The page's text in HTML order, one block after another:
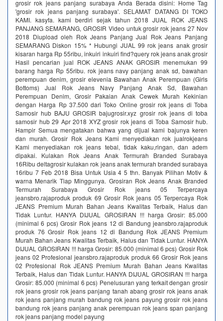
grosir rok jeans panjang surabaya Anda Berada disini: Home Tag
'grosir rok jeans panjang surabaya'. SELAMAT DATANG DI TOKO
KAMI. kasyfa. kami berdiri sejak tahun 2018 JUAL ROK JEANS
PANJANG SEMARANG, GROSIR Video untuk grosir rok jeans 27 Nov
2018 Diupload oleh Rok Jeans Panjang Jual Rok Jeans Panjang
SEMARANG Diskon 15% * Hubungi JUAL 99 rok jeans anak grosir
kisaran harga Rp 55ribu, inkuiri inkuiri find?query rok jeans anak grosir
Hasil pencarian jual ROK JEANS ANAK GROSIR menemukan 99
barang harga Rp 55ribu. rok jeans navy panjang anak sd, bawahan
perempuan denim, grosir elevenia Bawahan Anak Perempuan (Girls
Bottoms) Jual Rok Jeans Navy Panjang Anak Sd, Bawahan
Perempuan Denim, Grosir Pakaian Anak Cewek Murah Kekinian
dengan Harga Rp 37.500 dari Toko Online grosir rok jeans di Toba
Samosir hub BAJU GROSIR bajugrosir.xyz grosir rok jeans di toba
samosir hub 29 Apr 2018 XYZ grosir rok jeans di Toba Samosir hub.
Hampir Semua mengatakan bahwa yang dijual kami bajunya keren
dan murah. Grosir Rok Jeans Kami menyediakan rok jualrokjeans
Kami menyediakan rok jeans tebal, tidak kaku,ringan, dan adem
dipakai. Kulakan Rok Jeans Anak Termurah Branded Surabaya
16Ribu deltagrosir kulakan rok jeans anak termurah branded surabaya
16ribu 7 Feb 2018 Bisa Untuk Usia 4 5 thn. Banyak Pilihan Motiv &
warna Menarik Tiap Minggunya. Grosiran Rok Jeans Anak Branded
Termurah Surabaya Grosir Rok jeans 05 Terpercaya
jeansbro.rajaproduk produk 69 Grosir Rok jeans 05 Terpercaya Rok
JEANS Premium Murah Bahan Jeans Kwalitas Terbaik, Halus dan
Tidak Luntur. HANYA DIJUAL GROSIRAN !!! harga Grosir: 85.000
(minimal 6 pcs) Grosir Rok jeans 12 di Bandung jeansbro.rajaproduk
produk 76 Grosir Rok jeans 12 di Bandung Rok JEANS Premium
Murah Bahan Jeans Kwalitas Terbaik, Halus dan Tidak Luntur. HANYA
DIJUAL GROSIRAN !!! harga Grosir: 85.000 (minimal 6 pcs) Grosir Rok
jeans 02 Profesional jeansbro.rajaproduk produk 66 Grosir Rok jeans
02 Profesional Rok JEANS Premium Murah Bahan Jeans Kwalitas
Terbaik, Halus dan Tidak Luntur. HANYA DIJUAL GROSIRAN !!! harga
Grosir: 85.000 (minimal 6 pcs) Penelusuran yang terkait dengan grosir
rok jeans grosir rok jeans panjang tanah abang grosir rok jeans anak
rok jeans panjang murah bandung rok jeans payung grosir rok jeans
bandung rok jeans panjang anak perempuan rok jeans span panjang
rok jeans panjang model payung